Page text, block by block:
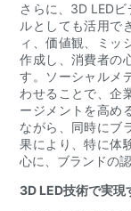
さらに、3D LED
ルとしても活用で
ィ、価値観、ミッ
作成し、消費者の
す。ソーシャルメ
わせることで、企
ージメントを高め
ながら、同時にブ
果により、特に体
心に、ブランドの
3D LED技術で実現